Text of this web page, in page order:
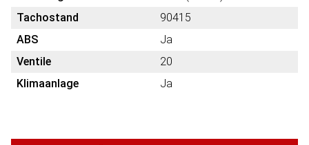
Tachostand
90415
ABS
Ja
Ventile
20
Klimaanlage
Ja